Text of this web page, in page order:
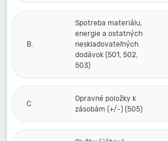
B.
Spotreba materiálu,
energie a ostatných
neskladovateľných
dodávok (501, 502,
503)
C
Opravné položky k
zásobám (+/-) (505)